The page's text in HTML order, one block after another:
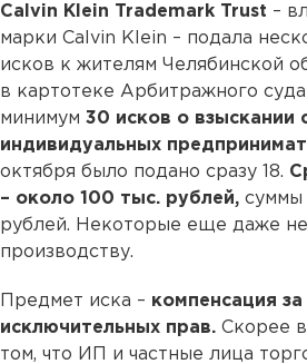
Calvin Klein Trademark Trust –
марки Calvin Klein – подала
исков к жителям Челябинской
в картотеке Арбитражного
минимум 30 исков о взыскании
индивидуальных
октября было подано сразу 18.
– около 100 тыс. рублей, суммы
рублей. Некоторые еще даже
производству.
Предмет иска – компенсация
исключительных прав. Скорее
том, что ИП и частные лица